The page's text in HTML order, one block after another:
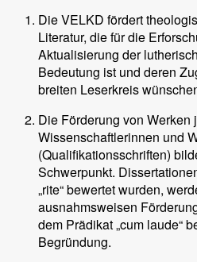
Die VELKD fördert
Literatur, die für die
Aktualisierung der
Bedeutung ist und deren
breiten Leserkreis
Die Förderung von Werken
Wissenschaftlerinnen und
(Qualifikationsschriften)
Schwerpunkt.
„rite“ bewertet wurden,
ausnahmsweisen
dem Prädikat „cum laude“
Begründung.